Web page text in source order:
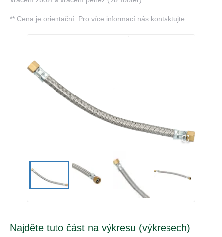
** Cena je orientační. Pro více informací nás kontaktujte.
Najděte tuto část na výkresu (výkresech)